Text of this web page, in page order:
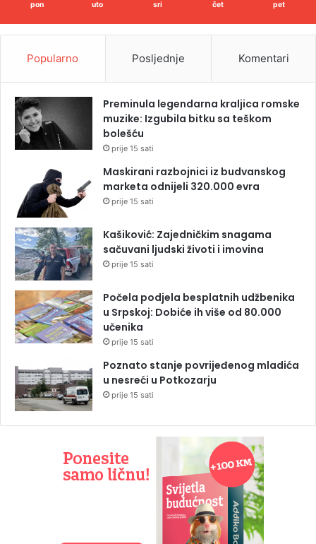
pon uto sri čet pet
Popularno Posljednje Komentari
Preminula legendarna kraljica romske
muzike: Izgubila bitku sa teškom
bolešću
prije 15 sati
Maskirani razbojnici iz budvanskog
marketa odnijeli 320.000 evra
prije 15 sati
Kašiković: Zajedničkim snagama
sačuvani ljudski životi i imovina
prije 15 sati
Počela podjela besplatnih udžbenika
u Srpskoj: Dobiće ih više od 80.000
učenika
prije 15 sati
Poznato stanje povrijeđenog mladića
u nesreći u Potkozarju
prije 15 sati